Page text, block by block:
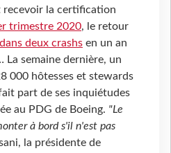
recevoir la certification
trimestre 2020, le retour
deux crashs en un an
semaine dernière, un
000 hôtesses et stewards
part de ses inquiétudes
au PDG de Boeing. "Le
à bord s'il n'est pas
la présidente de